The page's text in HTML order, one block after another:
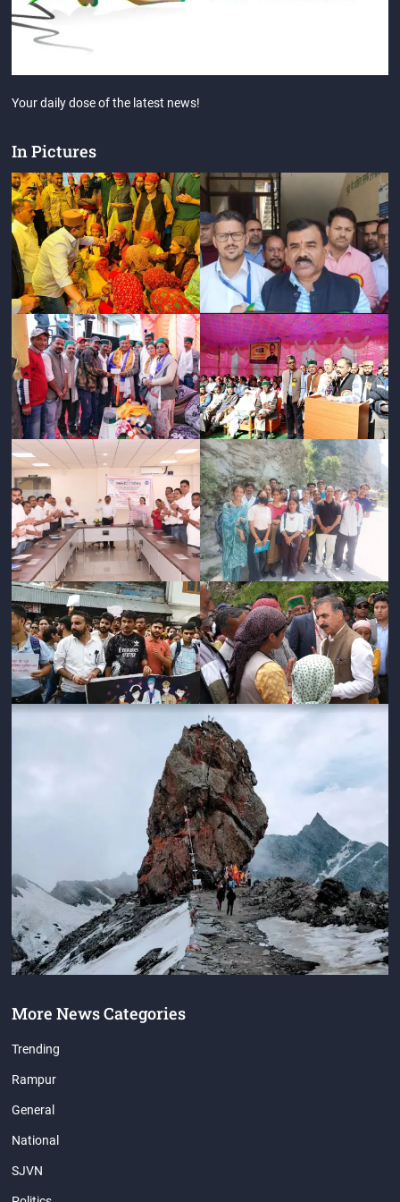
Your daily dose of the latest news!
In Pictures
More News Categories
Trending
Rampur
General
National
SJVN